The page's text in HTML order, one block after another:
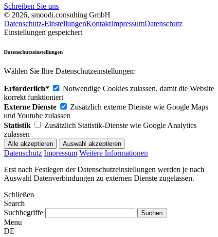
Schreiben Sie uns
© 2026, smoodi.consulting GmbH
Datenschutz-EinstellungenKontaktImpressumDatenschutz
Einstellungen gespeichert
Datenschutzeinstellungen
Wählen Sie Ihre Datenschutzeinstellungen:
Erforderlich*
Notwendige Cookies zulassen, damit die Website
korrekt funktioniert
Externe Dienste
Zusätzlich externe Dienste wie Google Maps
und Youtube zulassen
Statistik
Zusätzlich Statistik-Dienste wie Google Analytics
zulassen
Datenschutz Impressum Weitere Informationen
Erst nach Festlegen der Datenschutzeinstellungen werden je nach
Auswahl Datenverbindungen zu externen Dienste zugelassen.
Schließen
Search
Suchbegriffe
Menu
DE